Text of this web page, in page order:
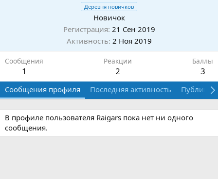
Деревня новичков
Новичок
Регистрация 21 Сен 2019
Активность 2 Ноя 2019
Сообщения
1
Реакции
2
Баллы
3
Сообщения профиля Последняя активность
В профиле пользователя Raigars пока нет ни одного
сообщения.